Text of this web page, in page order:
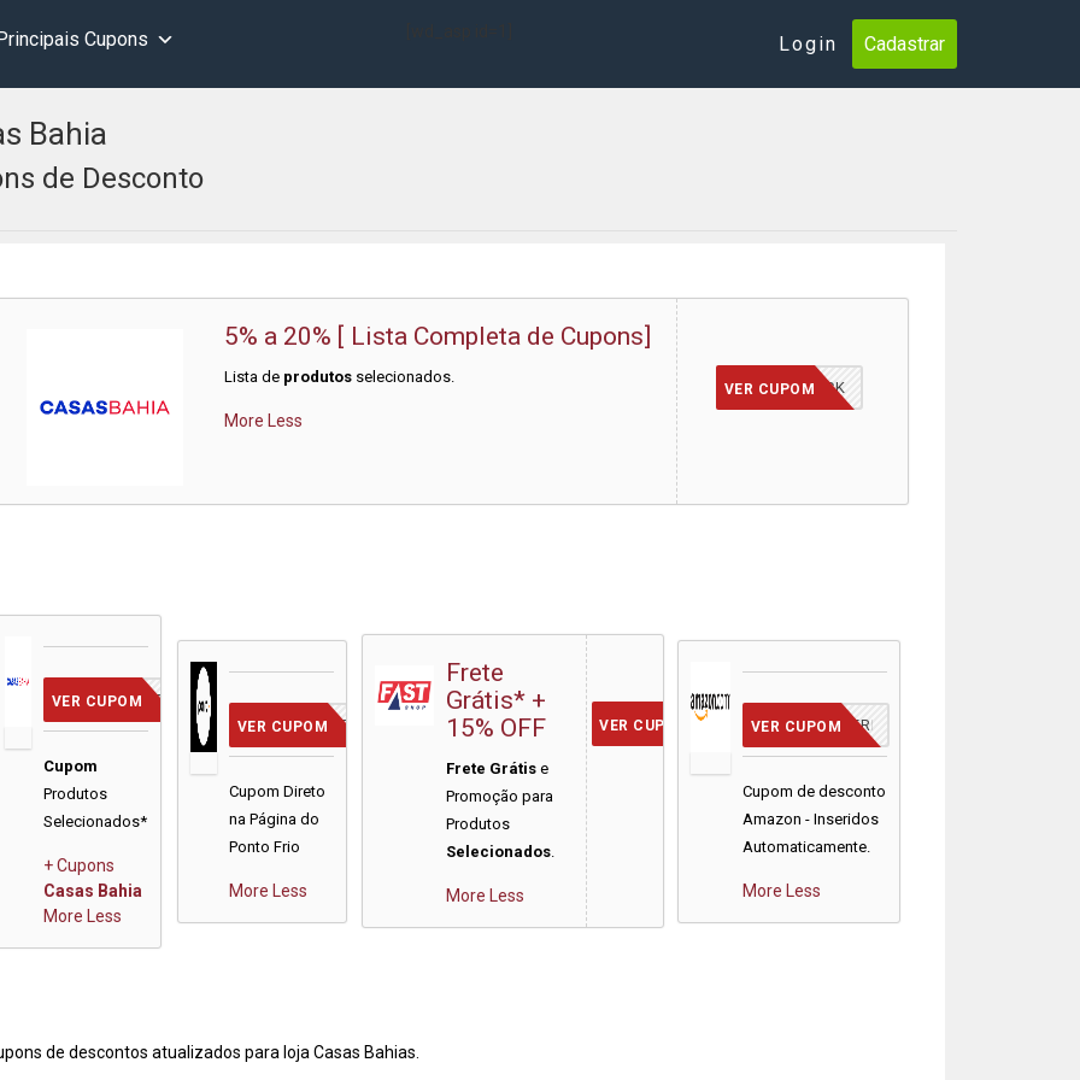
Cupons Login Cadastrar
Bahia
de Desconto
5% a 20% [ Lista Completa de Cupons]
Lista de produtos selecionados.
More Less
BLACK
VER CUPOM
VCMERECE
VER CUPOM
Cupom
Produtos
Selecionados*
+ Cupons
Casas Bahia
More Less
PONTO
VER CUPOM
Cupom Direto
na Página do
Ponto Frio
More Less
Frete
Grátis* +
15% OFF
Frete Grátis e
Promoção para
Produtos
Selecionados.
More Less
[JÁ INSERIDO]
VER CUPOM CUPOM INSERIDO
VER CUPOM
Cupom de desconto
Amazon - Inseridos
Automaticamente.
More Less
de descontos atualizados para loja Casas Bahias.